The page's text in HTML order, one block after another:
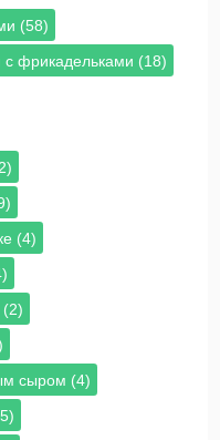
(58)
с фрикадельками (18)
(4)
сыром (4)